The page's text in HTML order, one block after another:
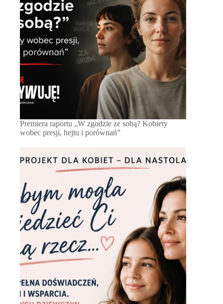
Premiera raportu „W zgodzie ze sobą? Kobiety
wobec presji, hejtu i porównań”